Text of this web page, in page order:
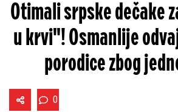
Otimali srpske dečake
u krvi"! Osmanlije
porodice zbog
0